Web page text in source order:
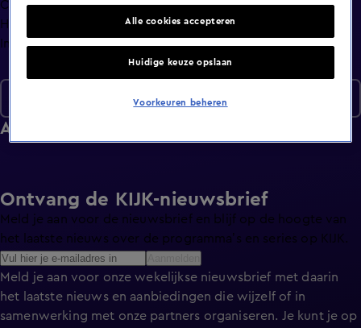
Clips
Hoe is het nu met?
Info
Afleveringen
Ontvang de KIJK-nieuwsbrief
Meld je aan voor de nieuwsbrief en blijf op de hoogte van
het laatste nieuws over de programma’s en series op KIJK.
Meld je aan voor onze wekelijkse nieuwsbrief met daarin
het laatste nieuws en aanbiedingen die wijzelf of in
samenwerking met onze partners organiseren. Je kunt je op
Alle cookies accepteren
Huidige keuze opslaan
Voorkeuren beheren